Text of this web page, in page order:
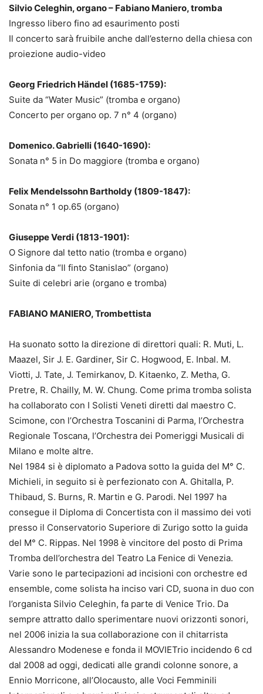
Silvio Celeghin, organo – Fabiano Maniero, tromba
Ingresso libero fino ad esaurimento posti
Il concerto sarà fruibile anche dall’esterno della chiesa con
proiezione audio-video
Georg Friedrich Händel (1685-1759):
Suite da “Water Music” (tromba e organo)
Concerto per organo op. 7 n° 4 (organo)
Domenico. Gabrielli (1640-1690):
Sonata n° 5 in Do maggiore (tromba e organo)
Felix Mendelssohn Bartholdy (1809-1847):
Sonata n° 1 op.65 (organo)
Giuseppe Verdi (1813-1901):
O Signore dal tetto natio (tromba e organo)
Sinfonia da “Il finto Stanislao” (organo)
Suite di celebri arie (organo e tromba)
FABIANO MANIERO, Trombettista
Ha suonato sotto la direzione di direttori quali: R. Muti, L.
Maazel, Sir J. E. Gardiner, Sir C. Hogwood, E. Inbal. M.
Viotti, J. Tate, J. Temirkanov, D. Kitaenko, Z. Metha, G.
Pretre, R. Chailly, M. W. Chung. Come prima tromba solista
ha collaborato con I Solisti Veneti diretti dal maestro C.
Scimone, con l’Orchestra Toscanini di Parma, l’Orchestra
Regionale Toscana, l’Orchestra dei Pomeriggi Musicali di
Milano e molte altre.
Nel 1984 si è diplomato a Padova sotto la guida del M° C.
Michieli, in seguito si è perfezionato con A. Ghitalla, P.
Thibaud, S. Burns, R. Martin e G. Parodi. Nel 1997 ha
consegue il Diploma di Concertista con il massimo dei voti
presso il Conservatorio Superiore di Zurigo sotto la guida
del M° C. Rippas. Nel 1998 è vincitore del posto di Prima
Tromba dell’orchestra del Teatro La Fenice di Venezia.
Varie sono le partecipazioni ad incisioni con orchestre ed
ensemble, come solista ha inciso vari CD, suona in duo con
l’organista Silvio Celeghin, fa parte di Venice Trio. Da
sempre attratto dallo sperimentare nuovi orizzonti sonori,
nel 2006 inizia la sua collaborazione con il chitarrista
Alessandro Modenese e fonda il MOVIETrio incidendo 6 cd
dal 2008 ad oggi, dedicati alle grandi colonne sonore, a
Ennio Morricone, all’Olocausto, alle Voci Femminili